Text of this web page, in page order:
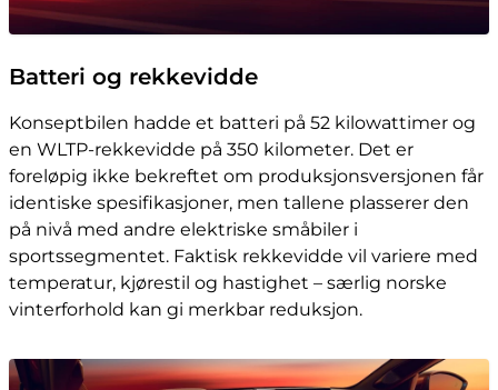
Batteri og rekkevidde
Konseptbilen hadde et batteri på 52 kilowattimer og
en WLTP-rekkevidde på 350 kilometer. Det er
foreløpig ikke bekreftet om produksjonsversjonen får
identiske spesifikasjoner, men tallene plasserer den
på nivå med andre elektriske småbiler i
sportssegmentet. Faktisk rekkevidde vil variere med
temperatur, kjørestil og hastighet – særlig norske
vinterforhold kan gi merkbar reduksjon.